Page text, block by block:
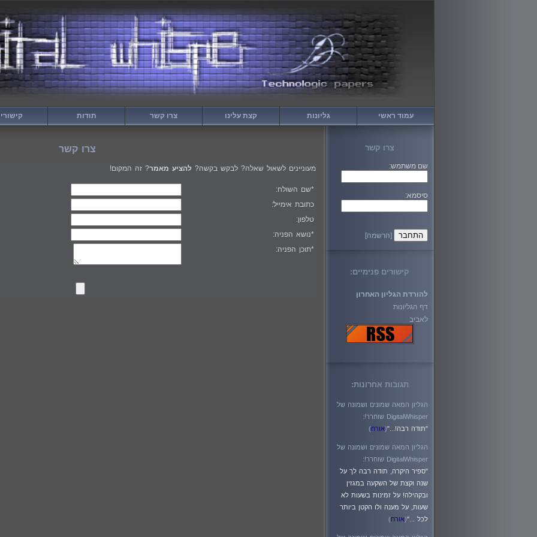
עמוד ראשי גליונות קצת עלינו צרו קשר תודות
צרו קשר
מעוניינים לשאול שאלה? לבקש בקשה? להציע מאמר? זה המקום!
*שם השולח:
כתובת אימייל:
טלפון:
*נושא הפניה:
*תוכן הפניה:
צרו קשר
שם משתמש:
סיסמא:
[הרשמה]
קישורים פנימיים:
להורדת הגליון האחרון
דף הגליונות
לאביב
תגובות אחרונות:
הגליון המאה שמונים ושמונה של
DigitalWhisper שוחרר!:
"תודה רבה!..."(אורח)
הגליון המאה שמונים ושמונה של
DigitalWhisper שוחרר!:
"ספיר היקרה, תודה רבה לך על
שנה וקצת של השקעה במגזין
ובקהילה! על זמינות בשעות לא
שעות, על מענה ולו הקטן ביותר
לכל ..."(אורח)